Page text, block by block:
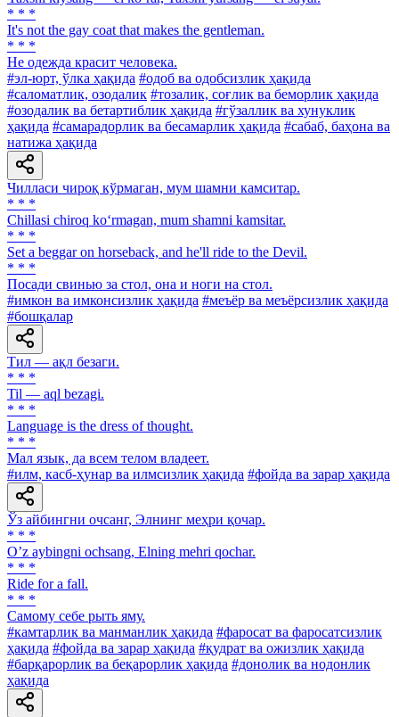
* * *
It's not the gay coat that makes the gentleman.
* * *
He одежда красит человека.
#эл-юрт, ўлка ҳақида #одоб ва одобсизлик ҳақида
#саломатлик, озодалик #тозалик, соғлик ва беморлик ҳақида
#озодалик ва бетартиблик ҳақида #гўзаллик ва хунуклик
ҳақида #самарадорлик ва бесамарлик ҳақида #сабаб, баҳона ва
натижа ҳақида
Чилласи чироқ кўрмаган, мум шамни камситар.
* * *
Chillasi chiroq ko‘rmagan, mum shamni kamsitar.
* * *
Set a beggar on horseback, and he'll ride to the Devil.
* * *
Посади свинью за стол, она и ноги на стол.
#имкон ва имконсизлик ҳақида #меъёр ва меъёрсизлик ҳақида
#бошқалар
Тил — ақл безаги.
* * *
Til — aql bezagi.
* * *
Language is the dress of thought.
* * *
Мал язык, да всем телом владеет.
#илм, касб-ҳунар ва илмсизлик ҳақида #фойда ва зарар ҳақида
Ўз айбингни очсанг, Элнинг меҳри қочар.
* * *
Oʼz aybingni ochsang, Elning mehri qochar.
* * *
Ride for a fall.
* * *
Самому себе рыть яму.
#камтарлик ва манманлик ҳақида #фаросат ва фаросатсизлик
ҳақида #фойда ва зарар ҳақида #қудрат ва ожизлик ҳақида
#барқарорлик ва беқарорлик ҳақида #донолик ва нодонлик
ҳақида